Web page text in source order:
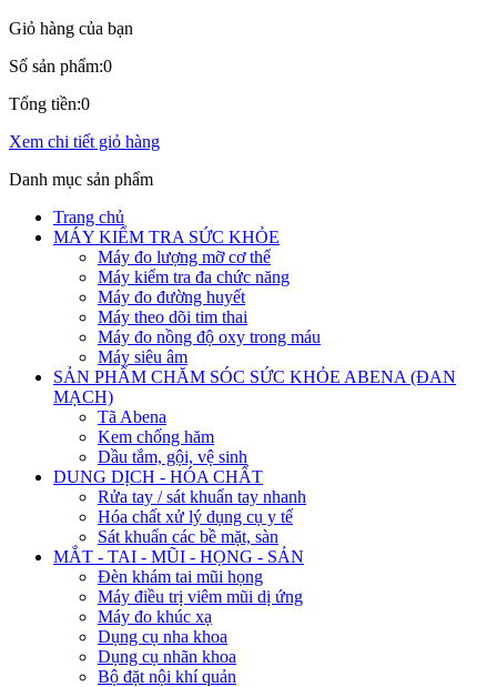
Giỏ hàng của bạn
Số sản phẩm:0
Tổng tiền:0
Xem chi tiết giỏ hàng
Danh mục sản phẩm
Trang chủ
MÁY KIỂM TRA SỨC KHỎE
Máy đo lượng mỡ cơ thể
Máy kiểm tra đa chức năng
Máy đo đường huyết
Máy theo dõi tim thai
Máy đo nồng độ oxy trong máu
Máy siêu âm
SẢN PHẨM CHĂM SÓC SỨC KHỎE ABENA (ĐAN
MẠCH)
Tã Abena
Kem chống hăm
Dầu tắm, gội, vệ sinh
DUNG DỊCH - HÓA CHẤT
Rửa tay / sát khuẩn tay nhanh
Hóa chất xử lý dụng cụ y tế
Sát khuẩn các bề mặt, sàn
MẮT - TAI - MŨI - HỌNG - SẢN
Đèn khám tai mũi họng
Máy điều trị viêm mũi dị ứng
Máy đo khúc xạ
Dụng cụ nha khoa
Dụng cụ nhãn khoa
Bộ đặt nội khí quản